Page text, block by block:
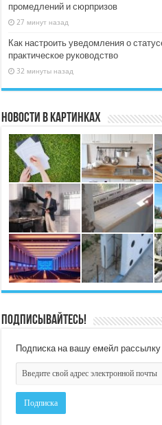
промедлений и сюрпризов
27 минут назад
Как настроить уведомления о
практическое руководство
32 минуты назад
Новости в картинках
Подписывайтесь!
Подписка на вашу емейл рассылку